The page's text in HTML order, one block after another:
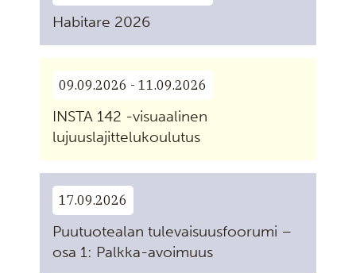
Habitare 2026
09.09.2026 - 11.09.2026
INSTA 142 -visuaalinen
lujuuslajittelukoulutus
17.09.2026
Puutuotealan tulevaisuusfoorumi –
osa 1: Palkka-avoimuus